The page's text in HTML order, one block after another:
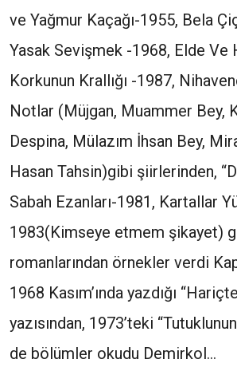
ve Yağmur Kaçağı-1955, Bela
Yasak Sevişmek -1968, Elde Ve
Korkunun Krallığı -1987,
Notlar (Müjgan, Muammer Bey,
Despina, Mülazım İhsan Bey,
Hasan Tahsin)gibi şiirlerinden,
Sabah Ezanları-1981, Kartallar
1983(Kimseye etmem şikayet)
romanlarından örnekler verdi
1968 Kasım’ında yazdığı
yazısından, 1973’teki
de bölümler okudu Demirkol…